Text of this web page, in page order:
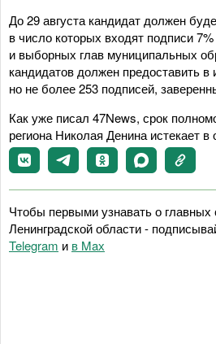
До 29 августа кандидат должен
в число которых входят подписи
и выборных глав муниципальных
кандидатов должен предоставить в
но не более 253 подписей,
Как уже писал 47News, срок
региона Николая Денина истекает в
Чтобы первыми узнавать о главных
Ленинградской области -
Telegram и в Maх